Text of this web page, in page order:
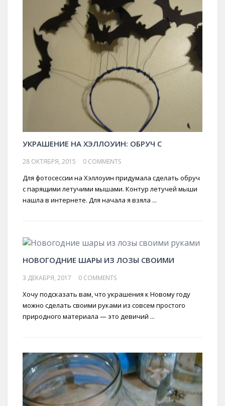
УКРАШЕНИЕ НА ХЭЛЛОУИН: ОБРУЧ С
28 ОКТЯБРЯ, 2015 0 COMMENTS
Для фотосессии на Хэллоуин придумала сделать обруч
с парящими летучими мышами. Контур летучей мыши
нашла в интернете. Для начала я взяла ...
НОВОГОДНИЕ ШАРЫ ИЗ ЛОЗЫ СВОИМИ
3 ДЕКАБРЯ, 2017 0 COMMENTS
Хочу подсказать вам, что украшения к Новому году
можно сделать своими руками из совсем простого
природного материала — это девичий ...